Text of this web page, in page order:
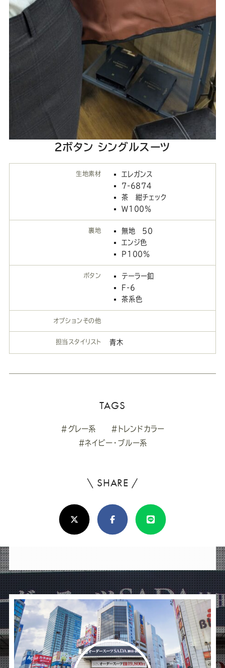
2ボタン シングルスーツ
生地素材
エレガンス
7-6874
茶 紺チェック
W100％
裏地
無地 50
エンジ色
P100％
ボタン
テーラー釦
F-6
茶系色
オプションその他
担当スタイリスト 青木
TAGS
#グレー系
#トレンドカラー
#ネイビー・ブルー系
\ SHARE /
ろ
し
け
ば
シ
ェ
ア
し
X(Twitter)FacebookLine